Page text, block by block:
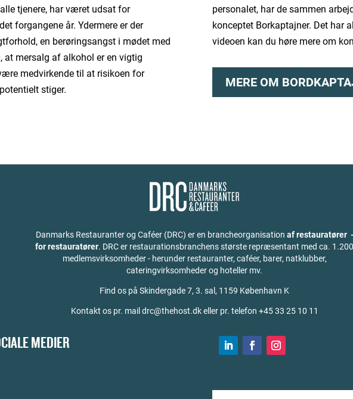
tjenere, har været udsat for
forgangene år. Ydermere er der
en berøringsangst i mødet med
mersalg af alkohol er en vigtig
medvirkende til at risikoen for
stiger.
personalet, har de sammen
konceptet Borkaptajner. Det har
videoen kan du høre mere om
MERE OM
Danmarks Restauranter og Caféer (DRC) er en brancheorganisation af restauratører -
for restauratører. DRC er restaurationsbranchens største repræsentant med ca. 1.200
medlemsvirksomheder - herunder restauranter, caféer, barer, natklubber,
cateringvirksomheder og hoteller mv.
Find os på Skindergade 7, 3. sal, 1159 København K
Kontakt os pr. mail drc@thehost.dk eller pr. telefon +45 33 25 10 11
MEDIER